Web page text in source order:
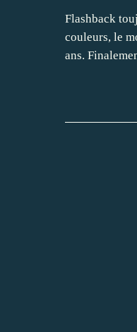
Flashback
couleurs, le
ans.